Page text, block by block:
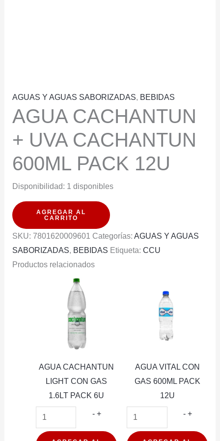
AGUAS Y AGUAS SABORIZADAS, BEBIDAS
AGUA CACHANTUN
+ UVA CACHANTUN
600ML PACK 12U
Disponibilidad: 1 disponibles
AGUA
CACHANTUN
+
UVA
CACHANTUN
AGREGAR AL
CARRITO
SKU: 7801620009601 Categorías: AGUAS Y AGUAS
SABORIZADAS, BEBIDAS Etiqueta: CCU
Productos relacionados
AGUA CACHANTUN
LIGHT CON GAS
1.6LT PACK 6U
- AGUA
CACHANTUN
+
AGUA VITAL CON
GAS 600ML PACK
12U
- AGUA
+